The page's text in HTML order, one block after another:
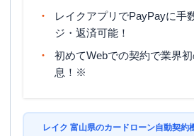
レイクアプリでPayPayに手
ジ・返済可能！
初めてWebでの契約で業界初
息！※
レイク 富山県のカードローン自動契約